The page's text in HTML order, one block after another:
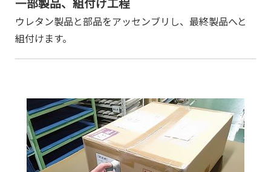
ウレタン製品と部品をアッセンブリし、最終製品へと
組付けます。